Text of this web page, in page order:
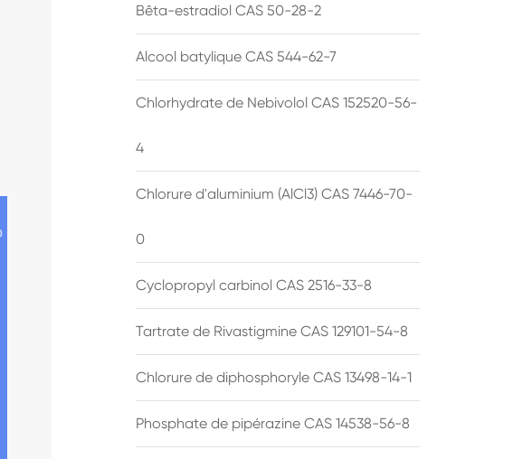
Bêta-estradiol CAS 50-28-2
Alcool batylique CAS 544-62-7
Chlorhydrate de Nebivolol CAS 152520-56-
4
Chlorure d'aluminium (AlCl3) CAS 7446-70-
0
Cyclopropyl carbinol CAS 2516-33-8
Tartrate de Rivastigmine CAS 129101-54-8
Chlorure de diphosphoryle CAS 13498-14-1
Phosphate de pipérazine CAS 14538-56-8